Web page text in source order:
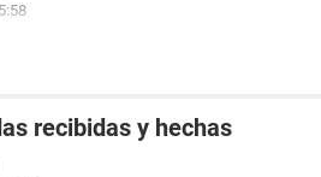
recibidas y hechas